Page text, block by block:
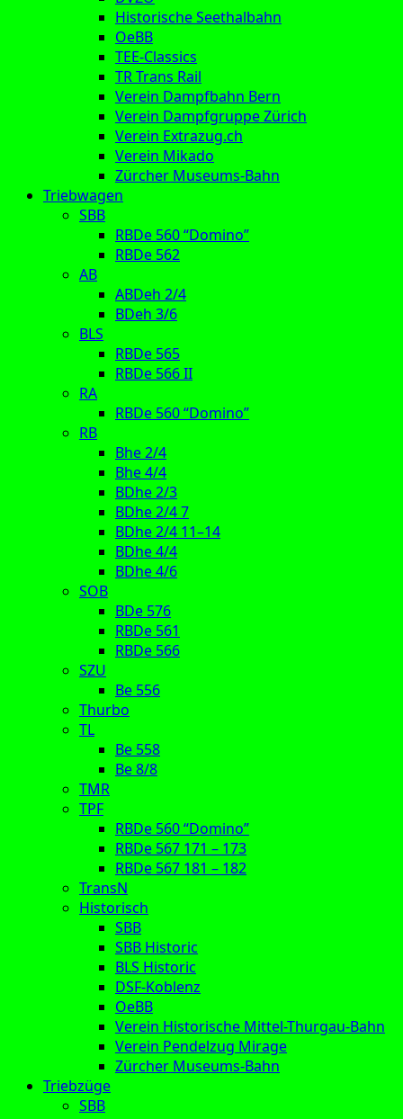
Historische Seethalbahn
OeBB
TEE-Classics
TR Trans Rail
Verein Dampfbahn Bern
Verein Dampfgruppe Zürich
Verein Extrazug.ch
Verein Mikado
Zürcher Museums-Bahn
Triebwagen
SBB
RBDe 560 “Domino”
RBDe 562
AB
ABDeh 2/4
BDeh 3/6
BLS
RBDe 565
RBDe 566 II
RA
RBDe 560 “Domino”
RB
Bhe 2/4
Bhe 4/4
BDhe 2/3
BDhe 2/4 7
BDhe 2/4 11–14
BDhe 4/4
BDhe 4/6
SOB
BDe 576
RBDe 561
RBDe 566
SZU
Be 556
Thurbo
TL
Be 558
Be 8/8
TMR
TPF
RBDe 560 “Domino”
RBDe 567 171 – 173
RBDe 567 181 – 182
TransN
Historisch
SBB
SBB Historic
BLS Historic
DSF-Koblenz
OeBB
Verein Historische Mittel-Thurgau-Bahn
Verein Pendelzug Mirage
Zürcher Museums-Bahn
Triebzüge
SBB